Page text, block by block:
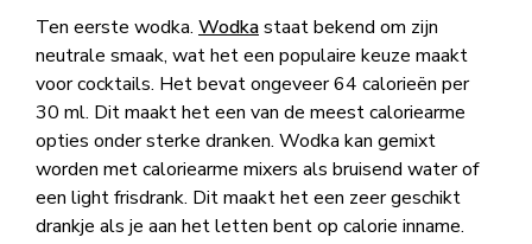
Ten eerste wodka. Wodkastaat bekend om zijn
neutrale smaak, wat het een populaire keuze maakt
voor cocktails. Het bevat ongeveer 64 calorieën per
30 ml. Dit maakt het een van de meest caloriearme
opties onder sterke dranken. Wodka kan gemixt
worden met caloriearme mixers als bruisend water of
een light frisdrank. Dit maakt het een zeer geschikt
drankje als je aan het letten bent op calorie inname.